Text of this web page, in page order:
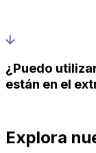
¿Puedo
están en el
Explora